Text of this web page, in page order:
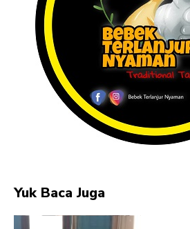
Yuk Baca Juga